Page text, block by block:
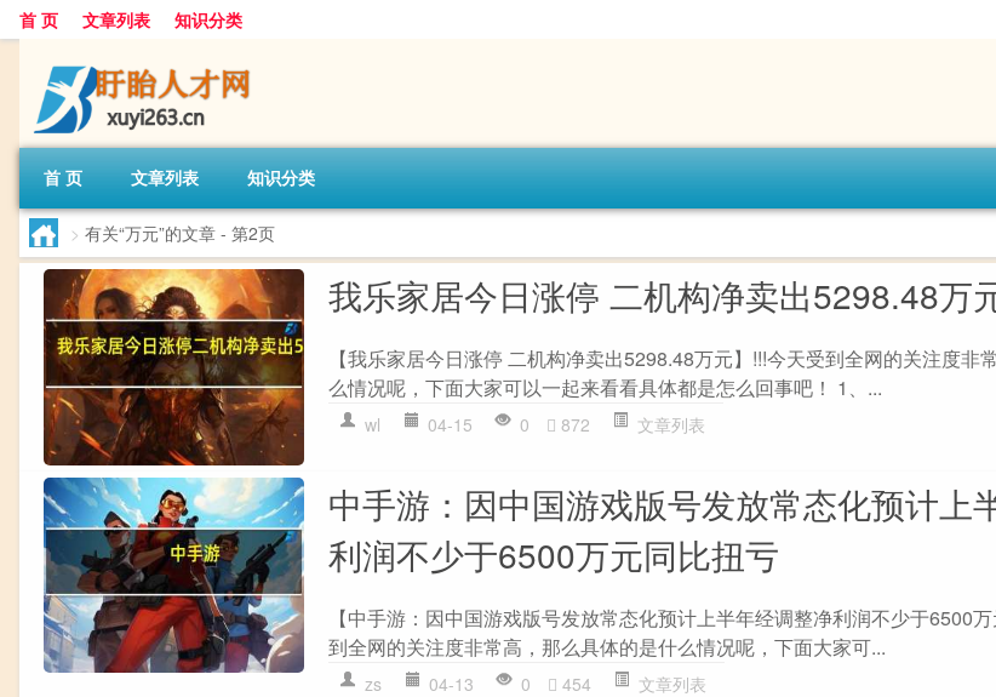
首 页 文章列表 知识分类
首 页 文章列表 知识分类
> 有关“万元”的文章 - 第2页
我乐家居今日涨停 二机构净卖出5298.48万
【我乐家居今日涨停 二机构净卖出5298.48万元】!!!今天受到全网的关注度非
么情况呢，下面大家可以一起来看看具体都是怎么回事吧！ 1、...
wl 04-15 0 872 文章列表
中手游：因中国游戏版号发放常态化预计上
利润不少于6500万元同比扭亏
【中手游：因中国游戏版号发放常态化预计上半年经调整净利润不少于6500
到全网的关注度非常高，那么具体的是什么情况呢，下面大家可...
zs 04-13 0 454 文章列表